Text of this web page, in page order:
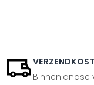
Binnenlandse